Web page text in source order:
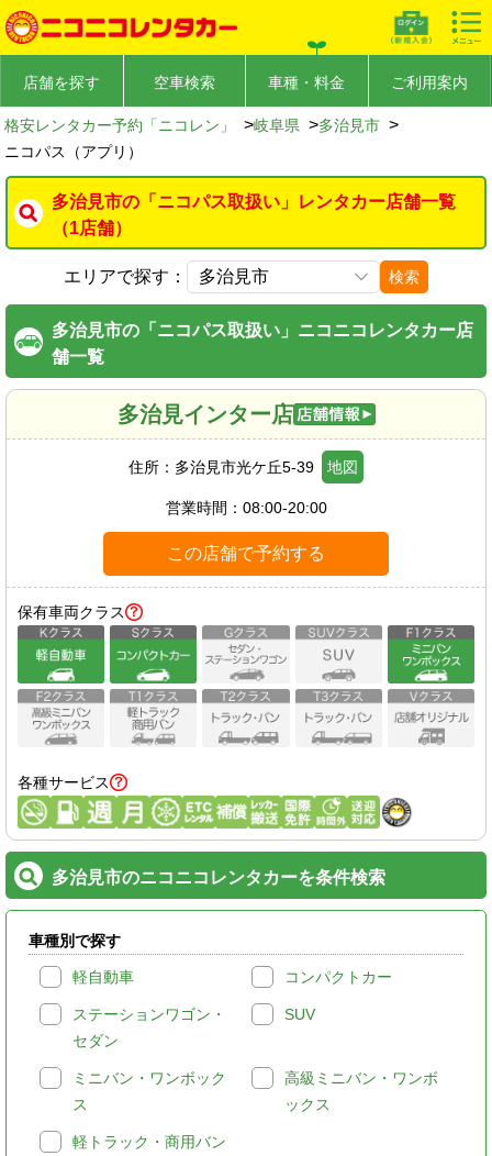
店舗を探す 空車検索 車種・料金 ご利用案内
格安レンタカー予約「ニコレン」 >岐阜県 >多治見市 >
ニコパス（アプリ）
多治見市の「ニコパス取扱い」レンタカー店舗一覧
（1店舗）
エリアで探す： 検索
多治見市の「ニコパス取扱い」ニコニコレンタカー店
舗一覧
多治見インター店
住所： 多治見市光ケ丘5-39 地図
営業時間： 08:00-20:00
この店舗で予約する
保有車両クラス
各種サービス
多治見市のニコニコレンタカーを条件検索
車種別で探す
軽自動車 コンパクトカー
ステーションワゴン・
セダン
SUV
ミニバン・ワンボック
ス
高級ミニバン・ワンボ
ックス
軽トラック・商用バン